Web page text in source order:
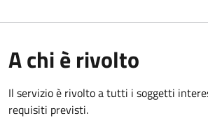
A chi è rivolto
Il servizio è rivolto a tutti i soggetti
requisiti previsti.